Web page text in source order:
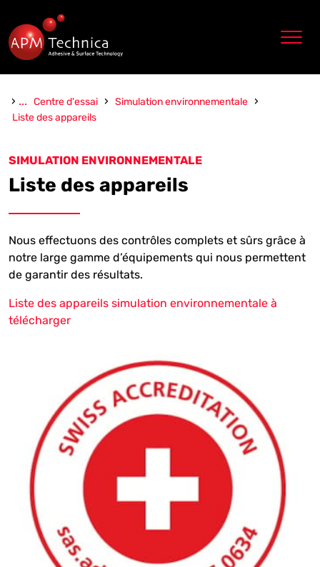
› ... Centre d'essai › Simulation environnementale ›
Liste des appareils
SIMULATION ENVIRONNEMENTALE
Liste des appareils
Nous effectuons des contrôles complets et sûrs grâce à
notre large gamme d’équipements qui nous permettent
de garantir des résultats.
Liste des appareils simulation environnementale à
télécharger